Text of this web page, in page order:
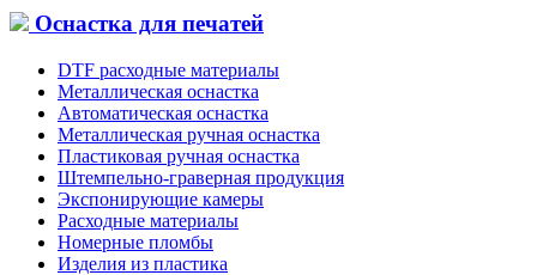
Оснастка для печатей
DTF расходные материалы
Металлическая оснастка
Автоматическая оснастка
Металлическая ручная оснастка
Пластиковая ручная оснастка
Штемпельно-граверная продукция
Экспонирующие камеры
Расходные материалы
Номерные пломбы
Изделия из пластика